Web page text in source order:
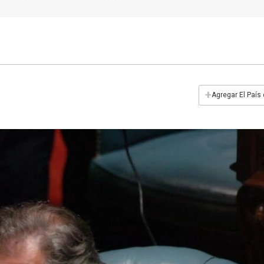
+Agregar El País